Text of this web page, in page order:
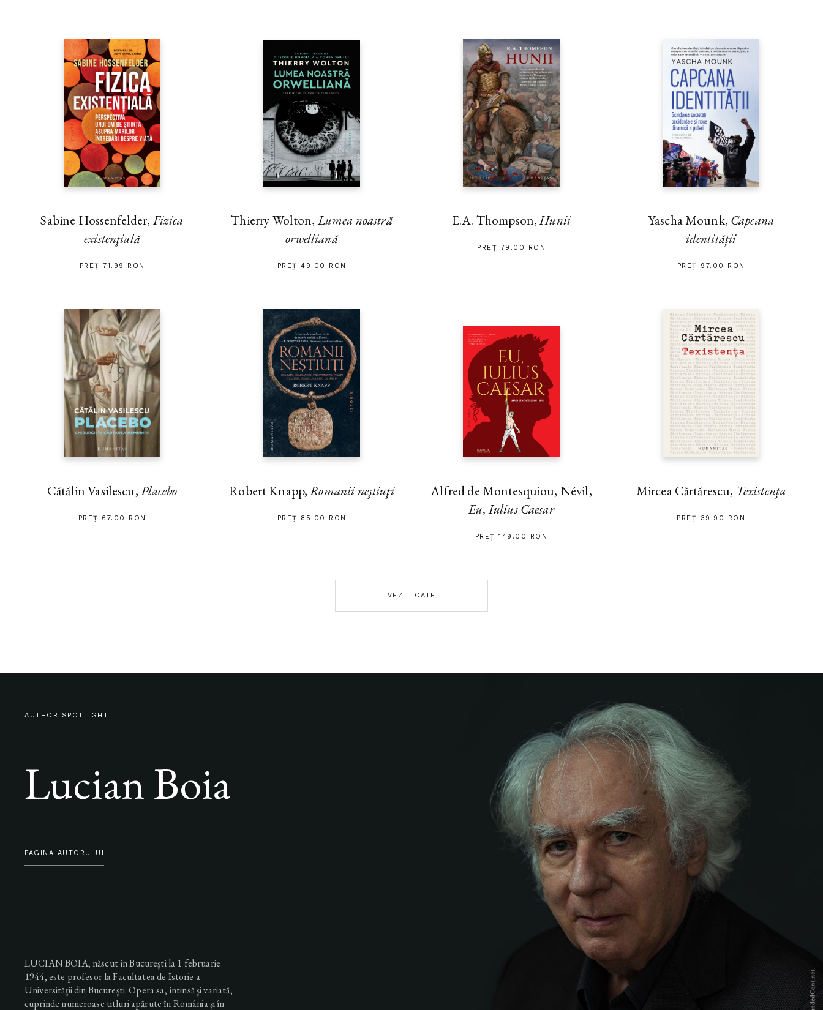
Sabine Hossenfelder, Fizica
existenţială
PREȚ 71.99 RON
Thierry Wolton,Lumea noastră
orwelliană
PREȚ 49.00 RON
E.A. Thompson,Hunii
PREȚ 79.00 RON
Yascha Mounk, Capcana
identității
PREȚ 97.00 RON
Cătălin Vasilescu,Placebo
PREȚ 67.00 RON
Robert Knapp,Romanii neştiuţi
PREȚ 85.00 RON
Alfred de Montesquiou, Névil,
Eu, Iulius Caesar
PREȚ 149.00 RON
Mircea Cărtărescu, Texistența
PREȚ 39.90 RON
VEZI TOATE
AUTHOR SPOTLIGHT
Lucian Boia
PAGINA AUTORULUI
LUCIAN BOIA, născut în Bucureşti la 1 februarie
1944, este profesor la Facultatea de Istorie a
Universităţii din Bucureşti. Opera sa, întinsă şi variată,
cuprinde numeroase titluri apărute în România şi în